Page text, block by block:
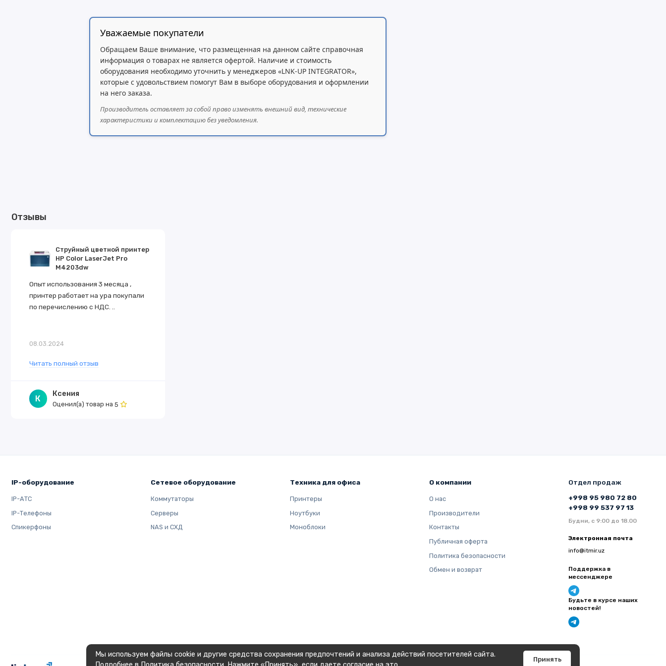
Ethernet (проводная сеть)
Поддержка операционных систем:
Габариты (Ш × Г × В):
Уважаемые покупатели
Обращаем Ваше внимание, что размещенная на данном сайте справочная
информация о товарах не является офертой. Наличие и стоимость
оборудования необходимо уточнить у менеджеров «LNK-UP INTEGRATOR»,
которые с удовольствием помогут Вам в выборе оборудования и оформлении
на него заказа.
Производитель оставляет за собой право изменять внешний вид, технические
характеристики и комплектацию без уведомления.
Отзывы
Струйный цветной принтер
HP Color LaserJet Pro
M4203dw
Опыт использования 3 месяца ,
принтер работает на ура покупали
по перечислению с НДС. ..
08.03.2024
Читать полный отзыв
К
Ксения
Оценил(а) товар на5
Мы используем файлы cookie и другие средства сохранения предпочтений и анализа действий посетителей сайта.
Принять
IP-оборудование
IP-АТС
IP-Телефоны
Спикерфоны
Сетевое оборудование
Коммутаторы
Серверы
NAS и СХД
Техника для офиса
Принтеры
Ноутбуки
Моноблоки
О компании
О нас
Производители
Контакты
Публичная оферта
Политика безопасности
Обмен и возврат
Отдел продаж
+998 95 980 72 80
+998 99 537 97 13
Будни, с 9:00 до 18.00
Электронная почта
info@itmir.uz
Поддержка в
мессенджере
Будьте в курсе наших
новостей!